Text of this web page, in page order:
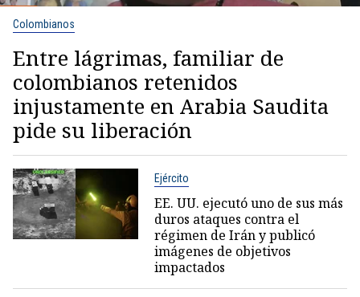
Colombianos
Entre lágrimas, familiar de
colombianos retenidos
injustamente en Arabia Saudita
pide su liberación
Ejército
EE. UU. ejecutó uno de sus más
duros ataques contra el
régimen de Irán y publicó
imágenes de objetivos
impactados